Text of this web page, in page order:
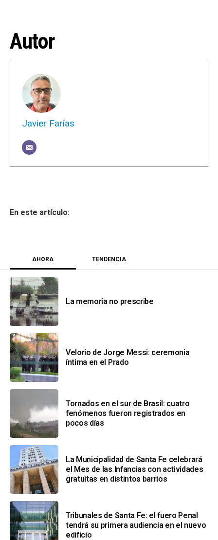
Autor
Javier Farías
AHORA TENDENCIA
La memoria no prescribe
Velorio de Jorge Messi: ceremonia
íntima en el Prado
Tornados en el sur de Brasil: cuatro
fenómenos fueron registrados en
pocos días
La Municipalidad de Santa Fe celebrará
el Mes de las Infancias con actividades
gratuitas en distintos barrios
Tribunales de Santa Fe: el fuero Penal
tendrá su primera audiencia en el nuevo
edificio